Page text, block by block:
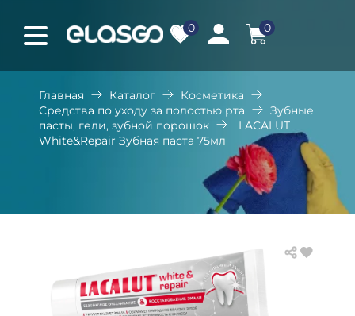
0 0
Главная Каталог
Косметика
Средства по уходу за полостью рта
Зубные
пасты, гели, зубной порошок
LACALUT
White&Repair Зубная паста 75мл